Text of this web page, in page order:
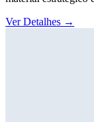
Ver Detalhes →